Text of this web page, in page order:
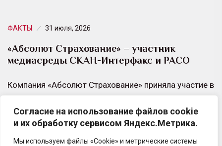
Согласие на использование файлов cookie
и их обработку сервисом Яндекс.Метрика.
Мы используем файлы «Cookie» и метрические системы
ФАКТЫ 31 июля, 2026
«Абсолют Страхование» – участник
медиасреды СКАН-Интерфакс и РАСО
Компания «Абсолют Страхование» приняла участие в
экспертной дискуссии «Стоит ли экономить на PR в
период турбулентности?», организованной СКАН-
Интерфакс при поддержке Российской…